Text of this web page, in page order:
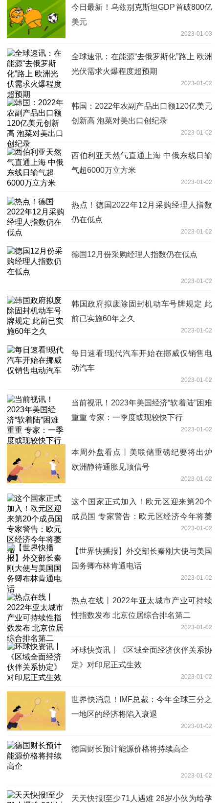
今日最新！乌兹别克斯坦GDP首破800亿
美元
2023-01-03
全球速讯：在能源“去俄罗斯化”路上 欧洲
光伏需求火爆程度超预期
2023-01-02
韩国：2022年农副产品出口额120亿美元
创新高 泡菜对美出口创纪录
2023-01-02
西伯利亚天然气直通上海 中俄东线日输
气超6000万立方米
2023-01-02
热点！德国2022年12月采购经理人指数
仍在低点
2023-01-02
德国12月份采购经理人指数仍在低点
2023-01-02
韩国政府拟废除固封机动车号牌规定 此
前已实施60年之久
2023-01-02
每日速看!现代汽车开始在挪威仅销售电
动汽车
2023-01-02
当前视讯！2023年美国经济“软着陆”困难
重重 专家：一季度或现较快下行
2023-01-02
本周外盘看点丨美联储重磅纪要将出炉
欧洲静待通胀见顶信号
2023-01-02
这个国家正式加入！欧元区迎来第20个
成员国 专家警告：欧元区经济今年将萎
2023-01-02
【世界快播报】外交部长秦刚大使与美国
国务卿布林肯通电话
2023-01-02
热点在线丨2022年亚太城市产业可持续
性指数发布 北京位居综合排名第二
2023-01-02
环球快资讯丨《区域全面经济伙伴关系协
定》对印尼正式生效
2023-01-02
世界快消息！IMF总裁：今年全球三分之
一地区的经济将陷入衰退
2023-01-02
德国财长预计能源价格将持续高企
2023-01-02
天天快报!至少71人遇难 26岁小伙为给孕